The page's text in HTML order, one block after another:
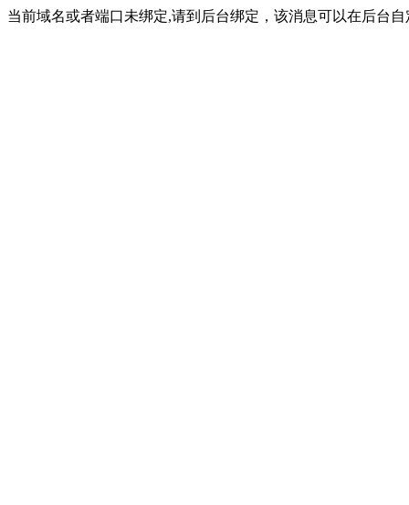
当前域名或者端口未绑定,请到后台绑定，该消息可以在后台自